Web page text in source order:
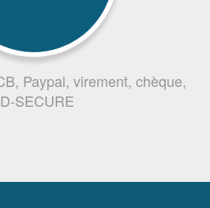
Paypal, virement, chèque,
SECURE